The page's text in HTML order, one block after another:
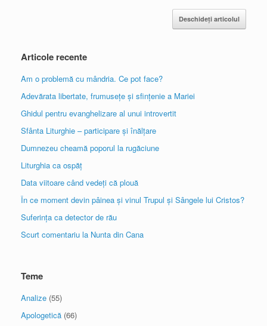
Deschideți articolul
Articole recente
Am o problemă cu mândria. Ce pot face?
Adevărata libertate, frumusețe și sfințenie a Mariei
Ghidul pentru evanghelizare al unui introvertit
Sfânta Liturghie – participare și înălțare
Dumnezeu cheamă poporul la rugăciune
Liturghia ca ospăț
Data viitoare când vedeți că plouă
În ce moment devin pâinea și vinul Trupul și Sângele lui Cristos?
Suferința ca detector de rău
Scurt comentariu la Nunta din Cana
Teme
Analize (55)
Apologetică (66)